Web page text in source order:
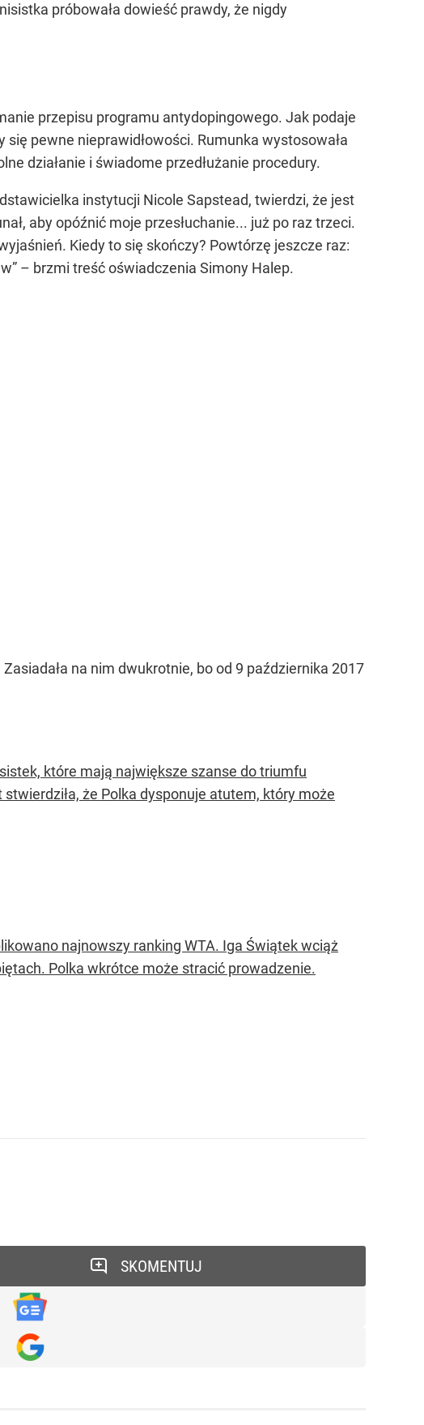
próbowała dowieść prawdy, że nigdy
przepisu programu antydopingowego. Jak podaje
pewne nieprawidłowości. Rumunka wystosowała
działanie i świadome przedłużanie procedury.
instytucji Nicole Sapstead, twierdzi, że jest
aby opóźnić moje przesłuchanie... już po raz trzeci.
Kiedy to się skończy? Powtórzę jeszcze raz:
– brzmi treść oświadczenia Simony Halep.
na nim dwukrotnie, bo od 9 października 2017
które mają największe szanse do triumfu
że Polka dysponuje atutem, który może
najnowszy ranking WTA. Iga Świątek wciąż
Polka wkrótce może stracić prowadzenie.
SKOMENTUJ